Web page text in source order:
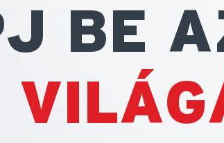
BE